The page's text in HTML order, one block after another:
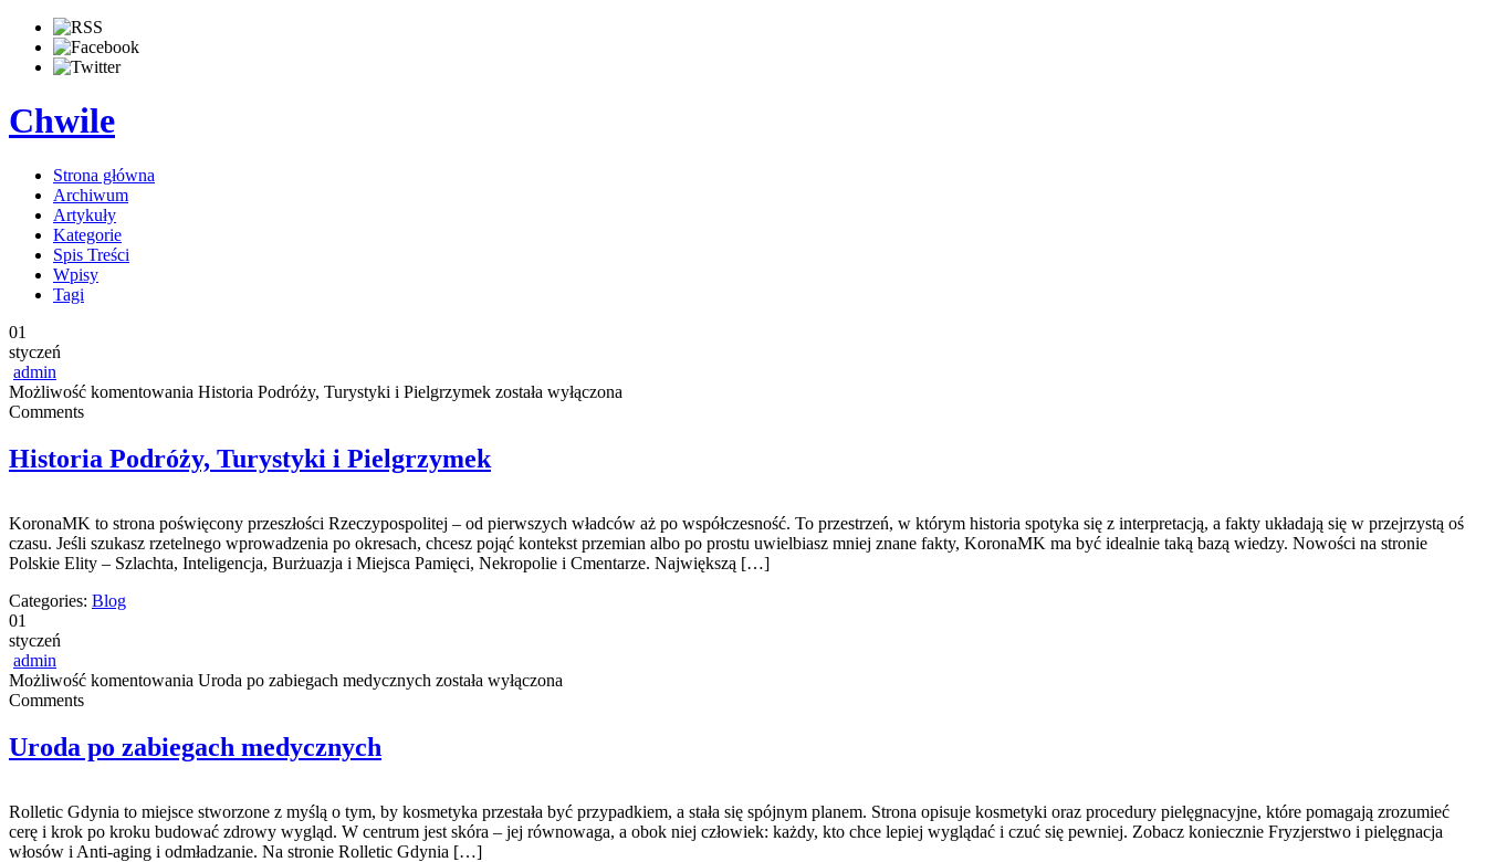
Chwile
Strona główna
Archiwum
Artykuły
Kategorie
Spis Treści
Wpisy
Tagi
01
styczeń
admin
Możliwość komentowania Historia Podróży, Turystyki i Pielgrzymek została wyłączona
Comments
Historia Podróży, Turystyki i Pielgrzymek
KoronaMK to strona poświęcony przeszłości Rzeczypospolitej – od pierwszych władców aż po współczesność. To przestrzeń, w którym historia spotyka się z interpretacją, a fakty układają się w przejrzystą oś
czasu. Jeśli szukasz rzetelnego wprowadzenia po okresach, chcesz pojąć kontekst przemian albo po prostu uwielbiasz mniej znane fakty, KoronaMK ma być idealnie taką bazą wiedzy. Nowości na stronie
Polskie Elity – Szlachta, Inteligencja, Burżuazja i Miejsca Pamięci, Nekropolie i Cmentarze. Największą […]
Categories: Blog
01
styczeń
admin
Możliwość komentowania Uroda po zabiegach medycznych została wyłączona
Comments
Uroda po zabiegach medycznych
Rolletic Gdynia to miejsce stworzone z myślą o tym, by kosmetyka przestała być przypadkiem, a stała się spójnym planem. Strona opisuje kosmetyki oraz procedury pielęgnacyjne, które pomagają zrozumieć
cerę i krok po kroku budować zdrowy wygląd. W centrum jest skóra – jej równowaga, a obok niej człowiek: każdy, kto chce lepiej wyglądać i czuć się pewniej. Zobacz koniecznie Fryzjerstwo i pielęgnacja
włosów i Anti-aging i odmładzanie. Na stronie Rolletic Gdynia […]